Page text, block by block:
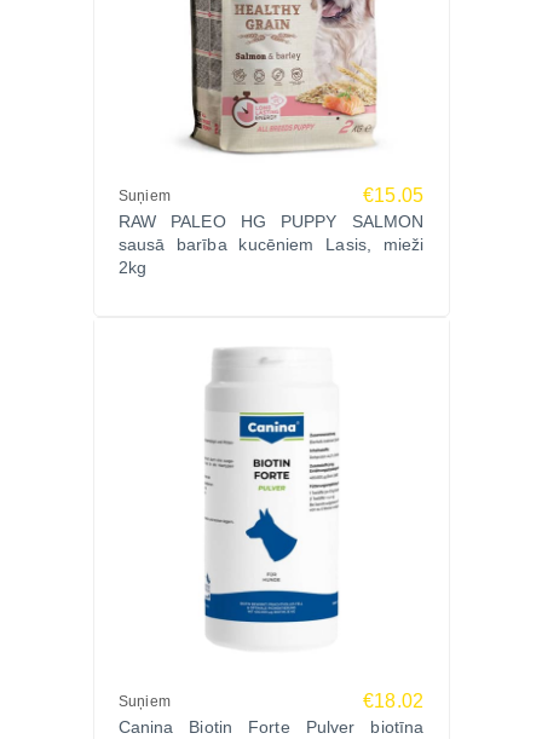
Suņiem €15.05
RAW PALEO HG PUPPY SALMON
sausā barība kucēniem Lasis, mieži
2kg
Suņiem €18.02
Canina Biotin Forte Pulver biotīna